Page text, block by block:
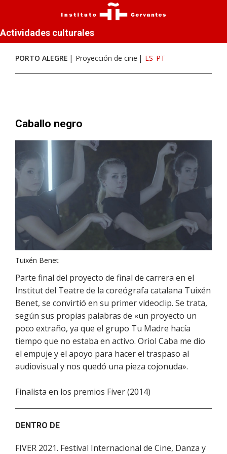
Actividades culturales
PORTO ALEGRE Proyección de cine ES PT
Caballo negro
Tuixén Benet
Parte final del proyecto de final de carrera en el
Institut del Teatre de la coreógrafa catalana Tuixén
Benet, se convirtió en su primer videoclip. Se trata,
según sus propias palabras de «un proyecto un
poco extraño, ya que el grupo Tu Madre hacía
tiempo que no estaba en activo. Oriol Caba me dio
el empuje y el apoyo para hacer el traspaso al
audiovisual y nos quedó una pieza cojonuda».
Finalista en los premios Fiver (2014)
DENTRO DE
FIVER 2021. Festival Internacional de Cine, Danza y